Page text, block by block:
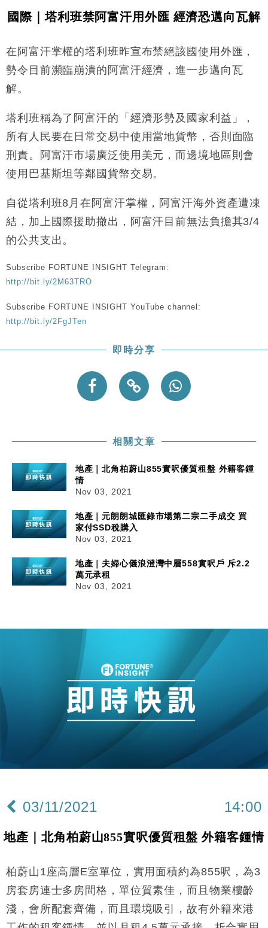
15:11
財經｜SHEIN傳最快8月中招股 估值料降至400億美
11:30
財經｜精星香港夥菜鳥拓全球智慧倉儲市場 加快海外
市場落地
14:50
13:12
國際｜特朗普赴洛杉磯高球場活動前 男子攜槍彈被捕
12:30
財經｜香港7月PMI回落至51 企業擴張放慢兼縮減人
手
11:40
財經｜黑石傳再籌逾360億美元 支援Anthropic租用
10:57
財經｜美商務部擬擴大金屬關稅範圍 14類產品或加徵
25%
18:15
本地｜新世界K11 9月升級會員制度 增鉑金卡級別鎖
定高消費客群
17:40
財經｜本港6月零售額連升14個月 珠寶鐘錶銷售升勢
50%
15:11
財經｜SHEIN傳最快8月中招股 估值料降至400億美
國際｜塔利班禁阿富汗用外匯 經濟恐邁向瓦解
在阿富汗掌權的塔利班昨宣布禁絕該國使用外匯，
勢令目前瀕臨崩潰的阿富汗經濟，進一步邁向瓦
解。
塔利班稱為了阿富汗的「經濟形勢及國家利益」，
所有人民要在日常交易中使用當地貨幣，否則面臨
刑責。阿富汗市場廣泛使用美元，而邊境地區則會
使用巴基斯坦等鄰國貨幣交易。
自從塔利班8月在阿富汗掌權，阿富汗海外資產遭凍
結，加上國際援助撤出，阿富汗目前無法負擔其3/4
的公共支出。
Subscribe FORTUNE INSIGHT Telegram:
http://bit.ly/2M63TRO
Subscribe FORTUNE INSIGHT YouTube channel:
http://bit.ly/2FgJTen
即時分享
相關文章
地產｜北角柏蔚山855實呎優質租盤 外籍客鍾
情
Nov 03, 2021
地產｜元朗朗城匯錄市場第二宗二手成交 買
家付SSD稅購入
Nov 03, 2021
地產｜夫婦心儀浪澄灣中層558實呎戶 斥2.2
萬元承租
Nov 03, 2021
03/11/2021 14:00
地產｜北角柏蔚山855實呎優質租盤 外籍客鍾情
柏蔚山1座高層E室單位，實用面積約為855呎，為3
房套房連士多房間格，單位質素佳，而且物業樓齡
淺，會所配套齊備，而且環境吸引，故有外籍來港